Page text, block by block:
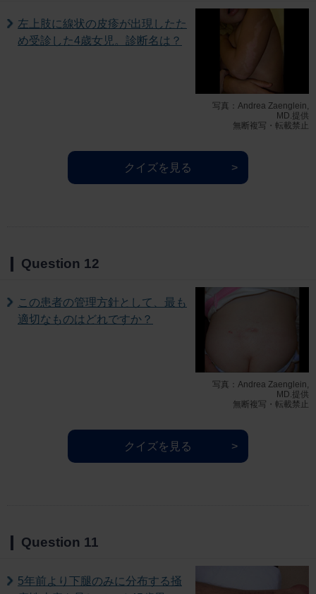
左上肢に線状の皮疹が出現したた
め受診した4歳女児。診断名は？
写真：Andrea Zaenglein,
MD.提供
無断複写・転載禁止
クイズを見る
Question 12
この患者の管理方針として、最も
適切なものはどれですか？
写真：Andrea Zaenglein,
MD.提供
無断複写・転載禁止
クイズを見る
Question 11
5年前より下腿のみに分布する掻